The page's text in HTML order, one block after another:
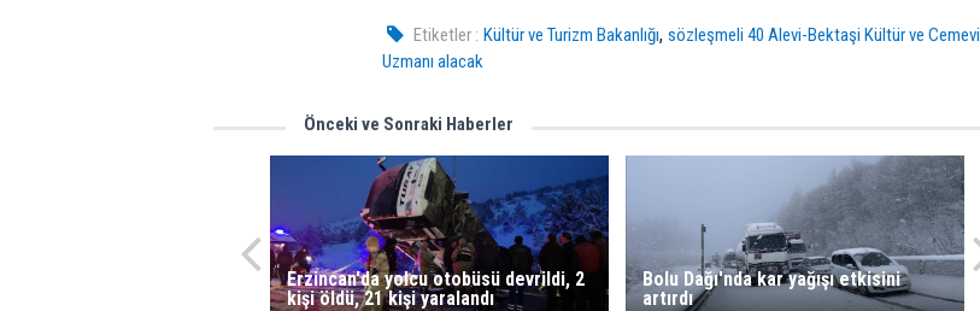
Etiketler : Kültür ve Turizm Bakanlığı,sözleşmeli 40 Alevi-Bektaşi Kültür ve Cemevi
Uzmanı alacak
Önceki ve Sonraki Haberler
Erzincan'da yolcu otobüsü devrildi, 2
kişi öldü, 21 kişi yaralandı
Bolu Dağı'nda kar yağışı etkisini
artırdı